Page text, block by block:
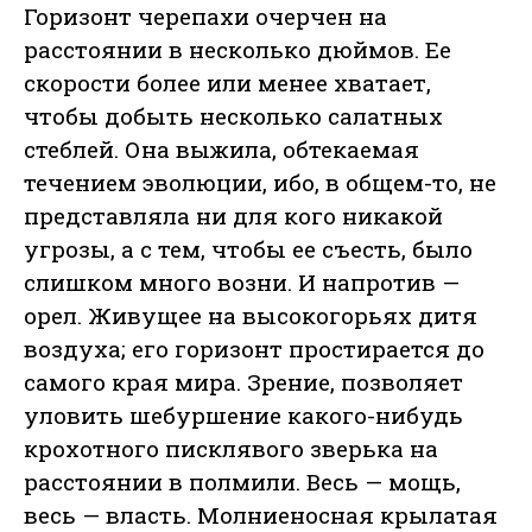
Горизонт черепахи очерчен на
расстоянии в несколько дюймов. Ее
скорости более или менее хватает,
чтобы добыть несколько салатных
стеблей. Она выжила, обтекаемая
течением эволюции, ибо, в общем-то, не
представляла ни для кого никакой
угрозы, а с тем, чтобы ее съесть, было
слишком много возни. И напротив —
орел. Живущее на высокогорьях дитя
воздуха; его горизонт простирается до
самого края мира. Зрение, позволяет
уловить шебуршение какого-нибудь
крохотного писклявого зверька на
расстоянии в полмили. Весь — мощь,
весь — власть. Молниеносная крылатая